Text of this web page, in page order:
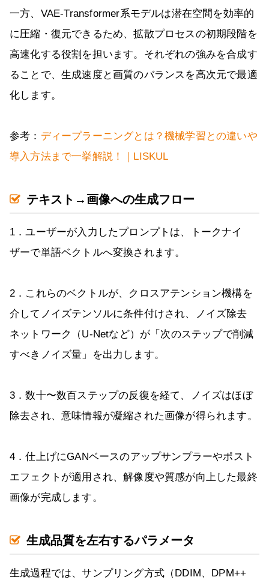
一方、VAE‐Transformer系モデルは潜在空間を効率的
に圧縮・復元できるため、拡散プロセスの初期段階を
高速化する役割を担います。それぞれの強みを合成す
ることで、生成速度と画質のバランスを高次元で最適
化します。
参考： ディープラーニングとは？機械学習との違いや
導入方法まで一挙解説！｜LISKUL
テキスト→画像への生成フロー
1．ユーザーが入力したプロンプトは、トークナイ
ザーで単語ベクトルへ変換されます。
2．これらのベクトルが、クロスアテンション機構を
介してノイズテンソルに条件付けされ、ノイズ除去
ネットワーク（U-Netなど）が「次のステップで削減
すべきノイズ量」を出力します。
3．数十〜数百ステップの反復を経て、ノイズはほぼ
除去され、意味情報が凝縮された画像が得られます。
4．仕上げにGANベースのアップサンプラーやポスト
エフェクトが適用され、解像度や質感が向上した最終
画像が完成します。
生成品質を左右するパラメータ
生成過程では、サンプリング方式（DDIM、DPM++